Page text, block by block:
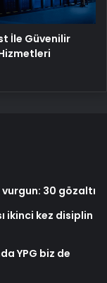
İle Güvenilir
vurgun: 30 gözaltı
ikinci kez disiplin
YPG biz de